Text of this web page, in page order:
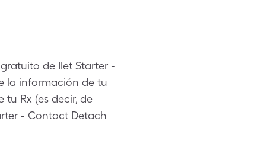
de Ilet Starter -
la información de tu
Rx (es decir, de
- Contact Detach